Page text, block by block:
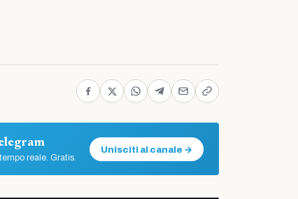
reale. Gratis.
Unisciti al canale →